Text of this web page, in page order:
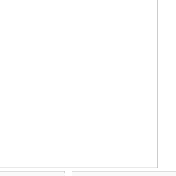
эмчилгээний төв